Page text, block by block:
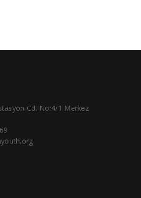
Cd. No:4/1 Merkez